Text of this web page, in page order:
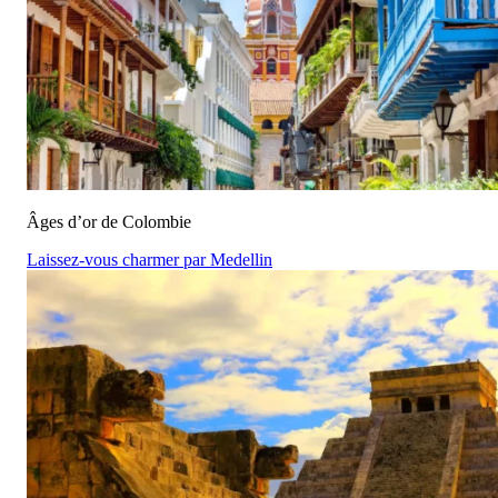
Âges d’or de Colombie
Laissez-vous charmer par Medellin